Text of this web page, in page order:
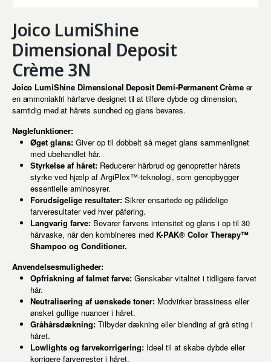
Joico LumiShine
Dimensional Deposit
Crème 3N
Joico LumiShine Dimensional Deposit Demi-Permanent Crèmeer
en ammoniakfri hårfarve designet til at tilføre dybde og dimension,
samtidig med at hårets sundhed og glans bevares.
Nøglefunktioner:
Øget glans:Giver op til dobbelt så meget glans sammenlignet
med ubehandlet hår.
Styrkelse af håret:Reducerer hårbrud og genopretter hårets
styrke ved hjælp af ArgiPlex™-teknologi, som genopbygger
essentielle aminosyrer.
Forudsigelige resultater:Sikrer ensartede og pålidelige
farveresultater ved hver påføring.
Langvarig farve:Bevarer farvens intensitet og glans i op til 30
hårvaske, når den kombineres med K-PAK® Color Therapy™
Shampoo og Conditioner.
Anvendelsesmuligheder:
Opfriskning af falmet farve:Genskaber vitalitet i tidligere farvet
hår.
Neutralisering af uønskede toner:Modvirker brassiness eller
ønsket gullige nuancer i håret.
Gråhårsdækning:Tilbyder dækning eller blending af grå sting i
håret.
Lowlights og farvekorrigering:Ideel til at skabe dybde eller
korrigere farverrester i håret.